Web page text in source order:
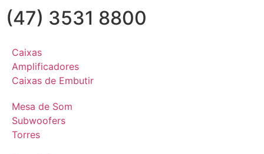
(47) 3531 8800
Caixas
Amplificadores
Caixas de Embutir
Mesa de Som
Subwoofers
Torres